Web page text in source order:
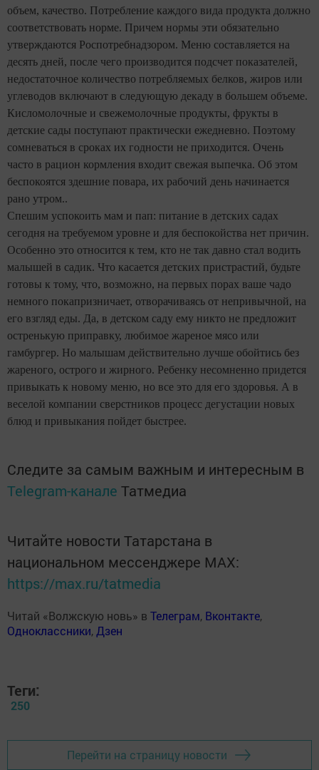
объем, качество. Потребление каждого вида продукта должно
соответствовать норме. Причем нормы эти обязательно
утверждаются Роспотребнадзором. Меню составляется на
десять дней, после чего производится подсчет показателей,
недостаточное количество потребляемых белков, жиров или
углеводов включают в следующую декаду в большем объеме.
Кисломолочные и свежемолочные продукты, фрукты в
детские сады поступают практически ежедневно. Поэтому
сомневаться в сроках их годности не приходится. Очень
часто в рацион кормления входит свежая выпечка. Об этом
беспокоятся здешние повара, их рабочий день начинается
рано утром..
Спешим успокоить мам и пап: питание в детских садах
сегодня на требуемом уровне и для беспокойства нет причин.
Особенно это относится к тем, кто не так давно стал водить
малышей в садик. Что касается детских пристрастий, будьте
готовы к тому, что, возможно, на первых порах ваше чадо
немного покапризничает, отворачиваясь от непривычной, на
его взгляд еды. Да, в детском саду ему никто не предложит
остренькую приправку, любимое жареное мясо или
гамбургер. Но малышам действительно лучше обойтись без
жареного, острого и жирного. Ребенку несомненно придется
привыкать к новому меню, но все это для его здоровья. А в
веселой компании сверстников процесс дегустации новых
блюд и привыкания пойдет быстрее.
Следите за самым важным и интересным в
Telegram-канале Татмедиа
Читайте новости Татарстана в
национальном мессенджере MАХ:
https://max.ru/tatmedia
Читай «Волжскую новь» в Телеграм, Вконтакте,
Одноклассники, Дзен
Теги:
250
Перейти на страницу новости